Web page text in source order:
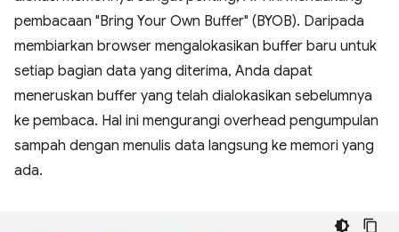
pembacaan "Bring Your Own Buffer" (BYOB). Daripada
membiarkan browser mengalokasikan buffer baru untuk
setiap bagian data yang diterima, Anda dapat
meneruskan buffer yang telah dialokasikan sebelumnya
ke pembaca. Hal ini mengurangi overhead pengumpulan
sampah dengan menulis data langsung ke memori yang
ada.